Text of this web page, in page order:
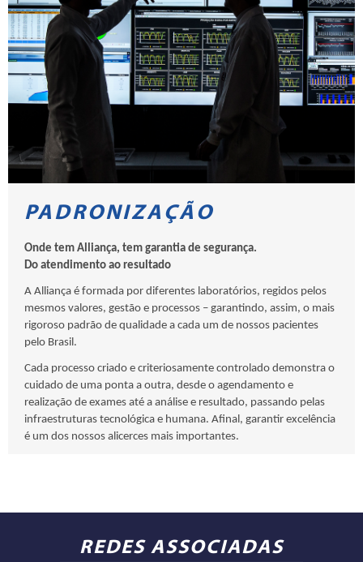
PADRONIZAÇÃO
Onde tem Alliança, tem garantia de segurança.
Do atendimento ao resultado
A Alliança é formada por diferentes laboratórios, regidos pelos
mesmos valores, gestão e processos – garantindo, assim, o mais
rigoroso padrão de qualidade a cada um de nossos pacientes
pelo Brasil.
Cada processo criado e criteriosamente controlado demonstra o
cuidado de uma ponta a outra, desde o agendamento e
realização de exames até a análise e resultado, passando pelas
infraestruturas tecnológica e humana. Afinal, garantir excelência
é um dos nossos alicerces mais importantes.
REDES ASSOCIADAS